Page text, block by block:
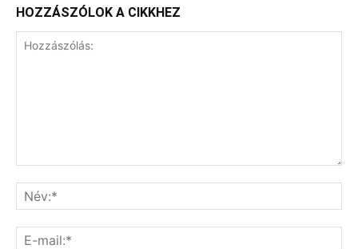
HOZZÁSZÓLOK A CIKKHEZ